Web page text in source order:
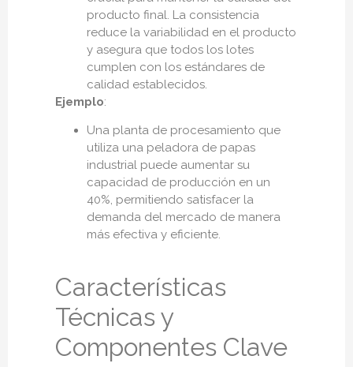
producto final. La consistencia
reduce la variabilidad en el producto
y asegura que todos los lotes
cumplen con los estándares de
calidad establecidos.
Ejemplo:
Una planta de procesamiento que
utiliza una peladora de papas
industrial puede aumentar su
capacidad de producción en un
40%, permitiendo satisfacer la
demanda del mercado de manera
más efectiva y eficiente.
Características
Técnicas y
Componentes Clave